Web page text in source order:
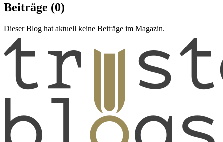
Beiträge (0)
Dieser Blog hat aktuell keine Beiträge im Magazin.